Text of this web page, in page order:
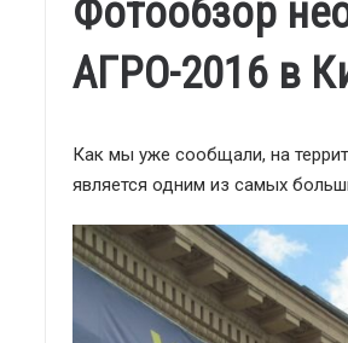
Фотообзор
АГРО-2016 в
Как мы уже сообщали, на
является одним из самых